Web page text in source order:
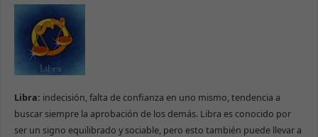
Libra: indecisión, falta de confianza en uno mismo, tendencia a
buscar siempre la aprobación de los demás. Libra es conocido por
ser un signo equilibrado y sociable, pero esto también puede llevar a